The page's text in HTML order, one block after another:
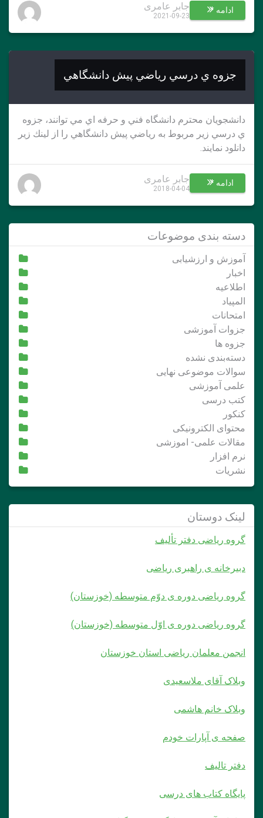
ادامه * جابر عامری
2021-09-23
جزوه ي درسي رياضي پيش دانشگاهي
دانشجويان محترم دانشگاه فني و حرفه اي مي توانند، جزوه
ي درسي زير مربوط به رياضي پيش دانشگاهي را از لينك زير
دانلود نمايند.
ادامه * جابر عامری
2018-04-04
دسته بندی موضوعات
آموزش و ارزشیابی
اخبار
اطلاعیه
المپیاد
امتحانات
جزوات آموزشی
جزوه ها
دسته‌بندی نشده
سوالات موضوعی نهایی
علمی آموزشی
کتب درسی
کنکور
محتوای الکترونیکی
مقالات علمی- اموزشی
نرم افزار
نشریات
لینک دوستان
گروه ریاضی دفتر تألیف
دبیرخانه ی راهبری ریاضی
گروه ریاضی دوره ی دوّم متوسطه (خوزستان)
گروه ریاضی دوره ی اوّل متوسطه (خوزستان)
انجمن معلمان ریاضی استان خوزستان
وبلاک آقای ملاسعیدی
وبلاک خانم هاشمی
صفحه ی آپارات خودم
دفتر تالیف
پایگاه کتاب های درسی